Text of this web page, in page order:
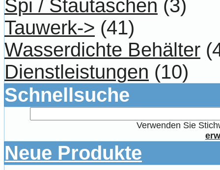
Spi / Stautaschen (3)
Tauwerk-> (41)
Wasserdichte Behälter
Dienstleistungen (10)
Schnellsuche
Verwenden Sie
Neue Produkte